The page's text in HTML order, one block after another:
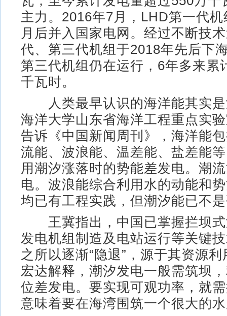
主力。2016年7月，LHD第一代
月后并入国家电网。经过不断技
代、第三代机组于2018年先后下
第三代机组仍在运行，6年多来累
千瓦时。
人类最早认识的海洋能其实是
海洋大学山东省海洋工程重点实
告诉《中国新闻周刊》，海洋能
流能、波浪能、温差能、盐差能
用潮汐涨落时的势能差发电。潮
电。波浪能综合利用水的动能和
均已有工程实践，但潮汐能已不
王冀指出，中国已掌握拦坝式
发电机组制造及电站运行等关键
之所以逐渐“隐退”，源于其资源
宏达解释，潮汐发电一般需筑坝
位差发电。要实现可观功率，就
意味着要在海湾围筑一个很大的